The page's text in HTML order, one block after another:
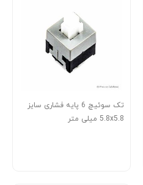
تک سوئیچ 6 پایه فشاری سایز
5.8x5.8 میلی متر